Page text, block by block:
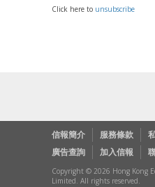
Click here to unsubscribe
信報簡介 服務條款
廣告查詢
加入信報
Copyright © 2026 Hong Kong
Limited. All rights reserved.